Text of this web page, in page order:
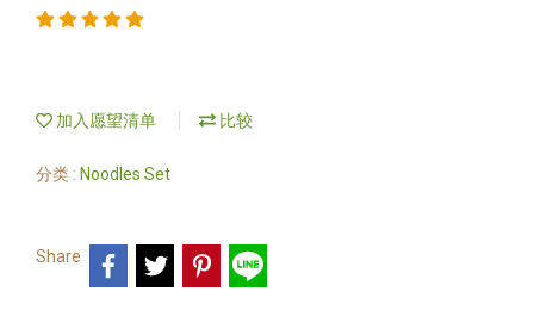
加入愿望清单 比较
分类 : Noodles Set
Share